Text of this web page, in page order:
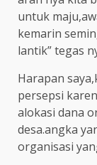
untuk
kemarin
lantik” tegas
Harapan
persepsi
alokasi dana
desa.angka
organisasi